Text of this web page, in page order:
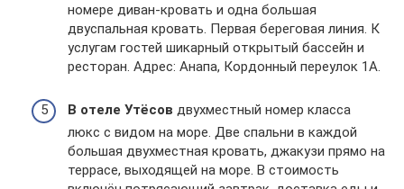
номере диван-кровать и одна большая
двуспальная кровать. Первая береговая линия. К
услугам гостей шикарный открытый бассейн и
ресторан. Адрес: Анапа, Кордонный переулок 1А.
В отеле Утёсов двухместный номер класса
люкс с видом на море. Две спальни в каждой
большая двухместная кровать, джакузи прямо на
террасе, выходящей на море. В стоимость